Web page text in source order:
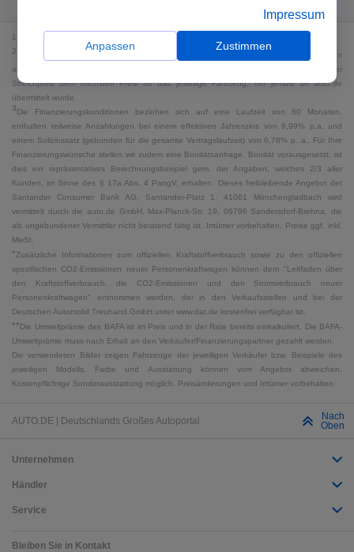
1
2 Bei dem Streichpreis handelt es sich für Neufahrzeuge und junge Gebrauchte um den
an auto.de übermittelten Listenpreis. Für alle anderen Fahrzeuge entspricht der
Streichpreis dem höchsten Preis für das jeweilige Fahrzeug, der jemals an auto.de
übermittelt wurde.
3Die Finanzierungskonditionen beziehen sich auf eine Laufzeit von 60 Monaten,
enthalten teilweise Anzahlungen bei einem effektiven Jahreszins von 6,99% p.a. und
einem Sollzinssatz (gebunden für die gesamte Vertragslaufzeit) von 6,78% p. a.. Für Ihre
Finanzierungswünsche stellen wir zudem eine Bonitätsanfrage. Bonität vorausgesetzt, ist
dies ein repräsentatives Berechnungsbeispiel gem. der Angaben, welches 2/3 aller
Kunden, im Sinne des § 17a Abs. 4 PangV, erhalten. Dieses freibleibende Angebot der
Santander Consumer Bank AG, Santander-Platz 1, 41061 Mönchengladbach wird
vermittelt durch die auto.de GmbH, Max-Planck-Str. 19, 06796 Sandersdorf-Brehna, die
als ungebundener Vermittler nicht beratend tätig ist. Irrtümer vorbehalten. Preise ggf. inkl.
MwSt.
*Zusätzliche Informationen zum offiziellen Kraftstoffverbrauch sowie zu den offiziellen
spezifischen CO2-Emissionen neuer Personenkraftwagen können dem "Leitfaden über
den Kraftstoffverbrauch, die CO2-Emissionen und den Stromverbrauch neuer
Personenkraftwagen" entnommen werden, der in den Verkaufsstellen und bei der
Deutschen Automobil Treuhand GmbH unter www.dat.de kostenfrei verfügbar ist.
**Die Umweltprämie des BAFA ist im Preis und in der Rate bereits einkalkuliert. Die BAFA-
Umweltprämie muss nach Erhalt an den Verkäufer/Finanzierungspartner gezahlt werden.
Die verwendeten Bilder zeigen Fahrzeuge der jeweiligen Verkäufer bzw. Beispiele des
jeweiligen Modells. Farbe und Ausstattung können vom Angebot abweichen.
Kostenpflichtige Sonderausstattung möglich. Preisänderungen und Irrtümer vorbehalten.
AUTO.DE | Deutschlands Großes Autoportal
Nach
Oben
Unternehmen
Händler
Service
Bleiben Sie in Kontakt
anpassen. Dies ist auch später jederzeit im Bereich
Cookie-Richtliniemöglich. Weitere Informationen finden
Sie in unsererDatenschutzerklärung .
Impressum
Anpassen Zustimmen